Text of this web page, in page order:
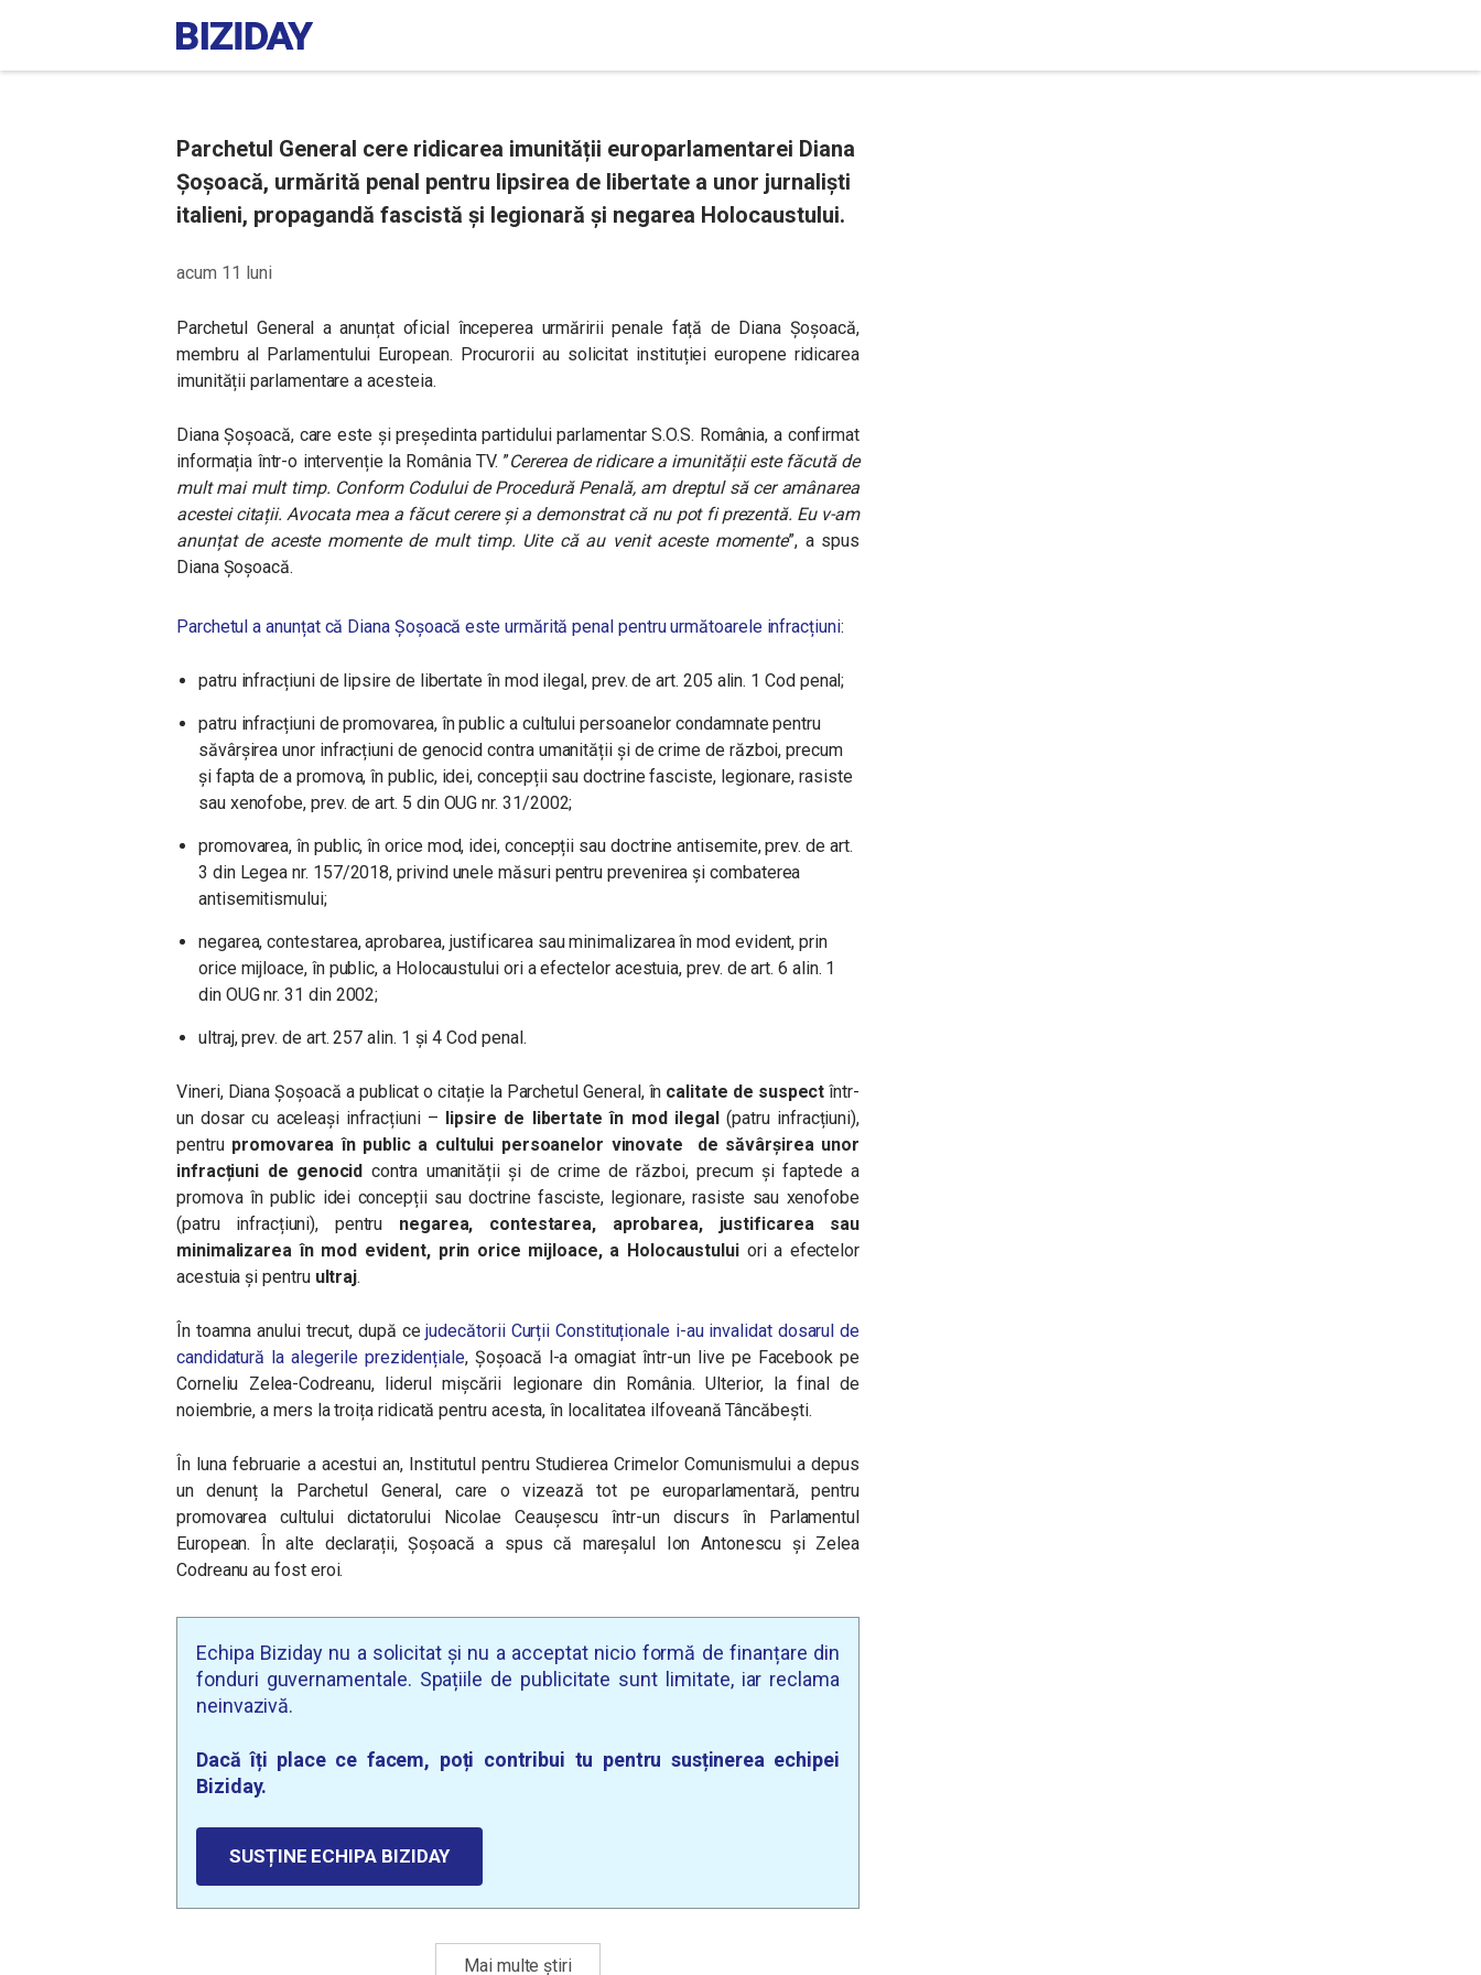
Parchetul General cere ridicarea imunității europarlamentarei Diana
Șoșoacă, urmărită penal pentru lipsirea de libertate a unor jurnaliști
italieni, propagandă fascistă și legionară și negarea Holocaustului.
acum 11 luni
Parchetul General a anunțat oficial începerea urmăririi penale față de Diana Șoșoacă,
membru al Parlamentului European. Procurorii au solicitat instituției europene ridicarea
imunității parlamentare a acesteia.
Diana Șoșoacă, care este și președinta partidului parlamentar S.O.S. România, a confirmat
informația într-o intervenție la România TV. ”Cererea de ridicare a imunității este făcută de
mult mai mult timp. Conform Codului de Procedură Penală, am dreptul să cer amânarea
acestei citații. Avocata mea a făcut cerere și a demonstrat că nu pot fi prezentă. Eu v-am
anunțat de aceste momente de mult timp. Uite că au venit aceste momente”, a spus
Diana Șoșoacă.
Parchetul a anunțat că Diana Șoșoacă este urmărită penal pentru următoarele infracțiuni:
patru infracțiuni de lipsire de libertate în mod ilegal, prev. de art. 205 alin. 1 Cod penal;
patru infracțiuni de promovarea, în public a cultului persoanelor condamnate pentru
săvârșirea unor infracțiuni de genocid contra umanității și de crime de război, precum
și fapta de a promova, în public, idei, concepții sau doctrine fasciste, legionare, rasiste
sau xenofobe, prev. de art. 5 din OUG nr. 31/2002;
promovarea, în public, în orice mod, idei, concepții sau doctrine antisemite, prev. de art.
3 din Legea nr. 157/2018, privind unele măsuri pentru prevenirea și combaterea
antisemitismului;
negarea, contestarea, aprobarea, justificarea sau minimalizarea în mod evident, prin
orice mijloace, în public, a Holocaustului ori a efectelor acestuia, prev. de art. 6 alin. 1
din OUG nr. 31 din 2002;
ultraj, prev. de art. 257 alin. 1 și 4 Cod penal.
Vineri, Diana Șoșoacă a publicat o citație la Parchetul General, în calitate de suspect într-
un dosar cu aceleași infracțiuni – lipsire de libertate în mod ilegal(patru infracțiuni),
pentru promovarea în public a cultului persoanelor vinovate de săvârșirea unor
infracțiuni de genocid contra umanității și de crime de război, precum și faptede a
promova în public idei concepții sau doctrine fasciste, legionare, rasiste sau xenofobe
(patru infracțiuni), pentru negarea, contestarea, aprobarea, justificarea sau
minimalizarea în mod evident, prin orice mijloace, a Holocaustului ori a efectelor
acestuia și pentru ultraj.
În toamna anului trecut, după cejudecătorii Curții Constituționale i-au invalidat dosarul de
candidatură la alegerile prezidențiale, Șoșoacă l-a omagiat într-un live pe Facebook pe
Corneliu Zelea-Codreanu, liderul mișcării legionare din România. Ulterior, la final de
noiembrie, a mers la troița ridicată pentru acesta, în localitatea ilfoveană Tâncăbești.
În luna februarie a acestui an, Institutul pentru Studierea Crimelor Comunismului a depus
un denunț la Parchetul General, care o vizează tot pe europarlamentară, pentru
promovarea cultului dictatorului Nicolae Ceaușescu într-un discurs în Parlamentul
European. În alte declarații, Șoșoacă a spus că mareșalul Ion Antonescu și Zelea
Codreanu au fost eroi.
Echipa Biziday nu a solicitat și nu a acceptat nicio formă de finanțare din
fonduri guvernamentale. Spațiile de publicitate sunt limitate, iar reclama
neinvazivă.
Dacă îți place ce facem, poți contribui tu pentru susținerea echipei
Biziday.
SUSȚINE ECHIPA BIZIDAY
Mai multe știri